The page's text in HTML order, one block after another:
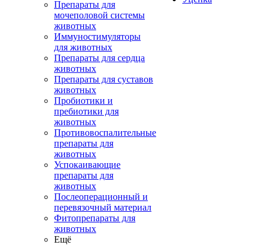
Препараты для
мочеполовой системы
животных
Иммуностимуляторы
для животных
Препараты для сердца
животных
Препараты для суставов
животных
Пробиотики и
пребиотики для
животных
Противовоспалительные
препараты для
животных
Успокаивающие
препараты для
животных
Послеоперационный и
перевязочный материал
Фитопрепараты для
животных
Ещё